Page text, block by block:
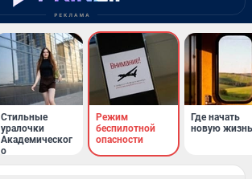
Стильные
уралочки
Академическог
о
Режим
беспилотной
опасности
Где начать
новую